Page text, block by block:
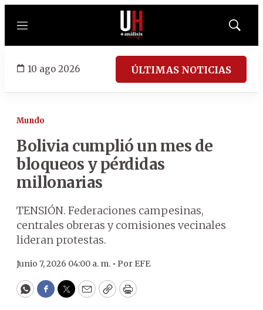
Menú
Mostrar
10 ago 2026 ÚLTIMAS NOTICIAS
Mundo
Bolivia cumplió un mes de
bloqueos y pérdidas
millonarias
TENSIÓN. Federaciones campesinas,
centrales obreras y comisiones vecinales
lideran protestas.
Junio 7, 2026 04:00 a. m. • Por EFE
WhatsApp
Facebook
Twitter
EmailCopyPrint